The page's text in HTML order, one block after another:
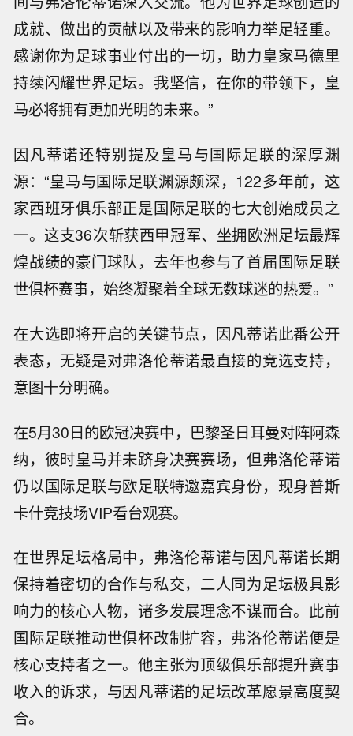
成就、做出的贡献以及带来的影响力举足轻重。
感谢你为足球事业付出的一切，助力皇家马德里
持续闪耀世界足坛。我坚信，在你的带领下，皇
马必将拥有更加光明的未来。”
因凡蒂诺还特别提及皇马与国际足联的深厚渊
源：“皇马与国际足联渊源颇深，122多年前，这
家西班牙俱乐部正是国际足联的七大创始成员之
一。这支36次斩获西甲冠军、坐拥欧洲足坛最辉
煌战绩的豪门球队，去年也参与了首届国际足联
世俱杯赛事，始终凝聚着全球无数球迷的热爱。”
在大选即将开启的关键节点，因凡蒂诺此番公开
表态，无疑是对弗洛伦蒂诺最直接的竞选支持，
意图十分明确。
在5月30日的欧冠决赛中，巴黎圣日耳曼对阵阿森
纳，彼时皇马并未跻身决赛赛场，但弗洛伦蒂诺
仍以国际足联与欧足联特邀嘉宾身份，现身普斯
卡什竞技场VIP看台观赛。
在世界足坛格局中，弗洛伦蒂诺与因凡蒂诺长期
保持着密切的合作与私交，二人同为足坛极具影
响力的核心人物，诸多发展理念不谋而合。此前
国际足联推动世俱杯改制扩容，弗洛伦蒂诺便是
核心支持者之一。他主张为顶级俱乐部提升赛事
收入的诉求，与因凡蒂诺的足坛改革愿景高度契
合。